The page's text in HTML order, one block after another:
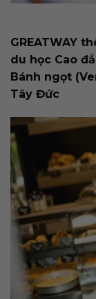
GREATWAY
du học Cao
Bánh ngọt
Tây Đức